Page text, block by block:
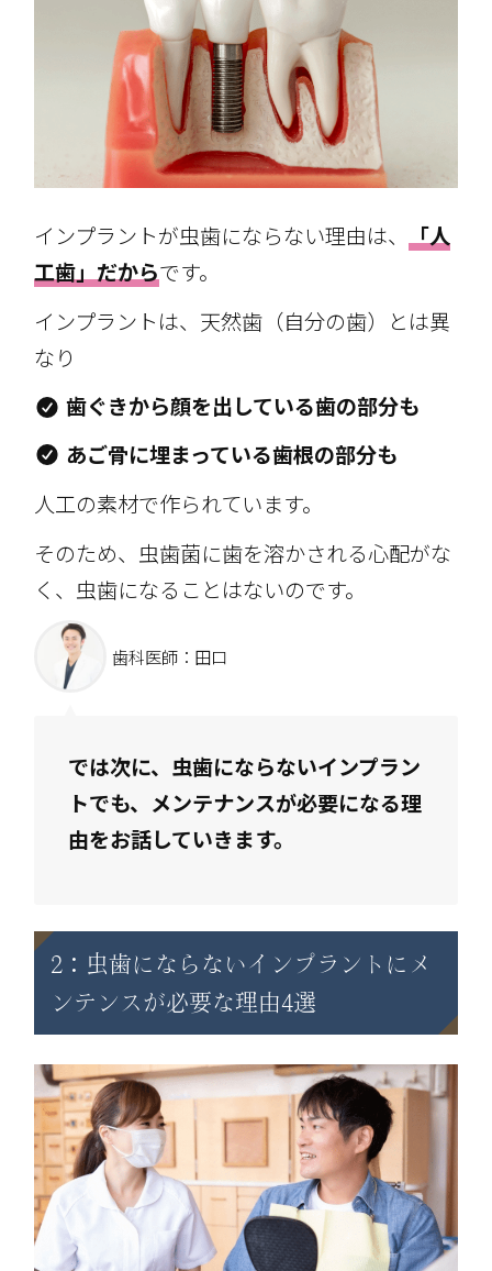
インプラントが虫歯にならない理由は、
「人
工歯」だからです。
インプラントは、天然歯（自分の歯）とは異
なり
歯ぐきから顔を出している歯の部分も
あご骨に埋まっている歯根の部分も
人工の素材で作られています。
そのため、虫歯菌に歯を溶かされる心配がな
く、虫歯になることはないのです。
歯科医師：田口
では次に、虫歯にならないインプラン
トでも、メンテナンスが必要になる理
由をお話していきます。
2：虫歯にならないインプラントにメ
ンテンスが必要な理由4選